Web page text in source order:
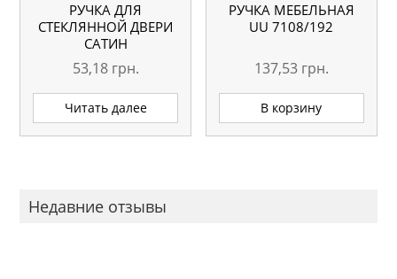
РУЧКА ДЛЯ
СТЕКЛЯННОЙ ДВЕРИ
САТИН
53,18 грн.
Читать далее
РУЧКА МЕБЕЛЬНАЯ
UU 7108/192
137,53 грн.
В корзину
Недавние отзывы